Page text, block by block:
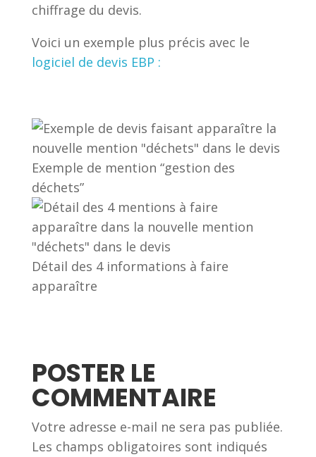
chiffrage du devis.
Voici un exemple plus précis avec le
logiciel de devis EBP :
Exemple de mention “gestion des
déchets”
Détail des 4 informations à faire
apparaître
POSTER LE
COMMENTAIRE
Votre adresse e-mail ne sera pas publiée.
Les champs obligatoires sont indiqués